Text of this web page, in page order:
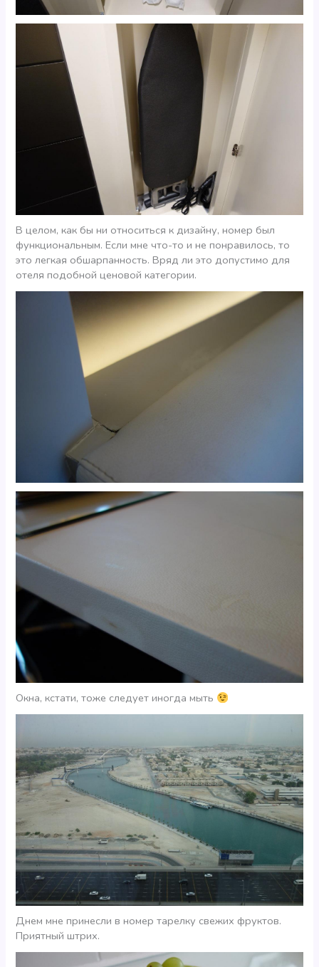
В целом, как бы ни относиться к дизайну, номер был
функциональным. Если мне что-то и не понравилось, то
это легкая обшарпанность. Вряд ли это допустимо для
отеля подобной ценовой категории.
Окна, кстати, тоже следует иногда мыть
Днем мне принесли в номер тарелку свежих фруктов.
Приятный штрих.